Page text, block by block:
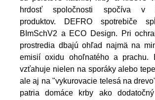
hrdosť spoločnosti spočíva v
produktov. DEFRO spotrebiče
BImSchV2 a ECO Design. Pri
prostredia dbajú ohľad najmä na
emisií oxidu ohoľnatého a prachu.
vzťahuje nielen na sporáky alebo
ale aj na "vykurovacie telesá na
patria domáce krby ako